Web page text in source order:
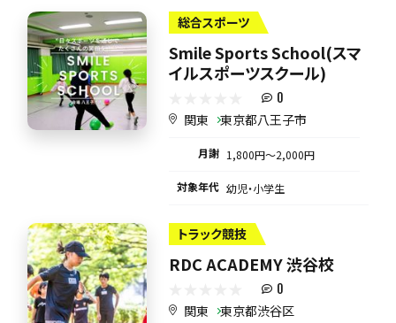
総合スポーツ
Smile Sports School(スマ
イルスポーツスクール)
0
関東 東京都八王子市
月謝 1,800円〜2,000円
対象年代 幼児・小学生
トラック競技
RDC ACADEMY 渋谷校
0
関東 東京都渋谷区